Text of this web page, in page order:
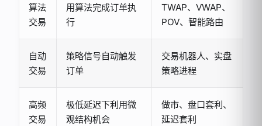
算法
交易
用算法完成订单执
行
TWAP、VWAP、
POV、智能路由
自动
交易
策略信号自动触发
订单
交易机器人、实盘
策略进程
高频
交易
极低延迟下利用微
观结构机会
做市、盘口套利、
延迟套利